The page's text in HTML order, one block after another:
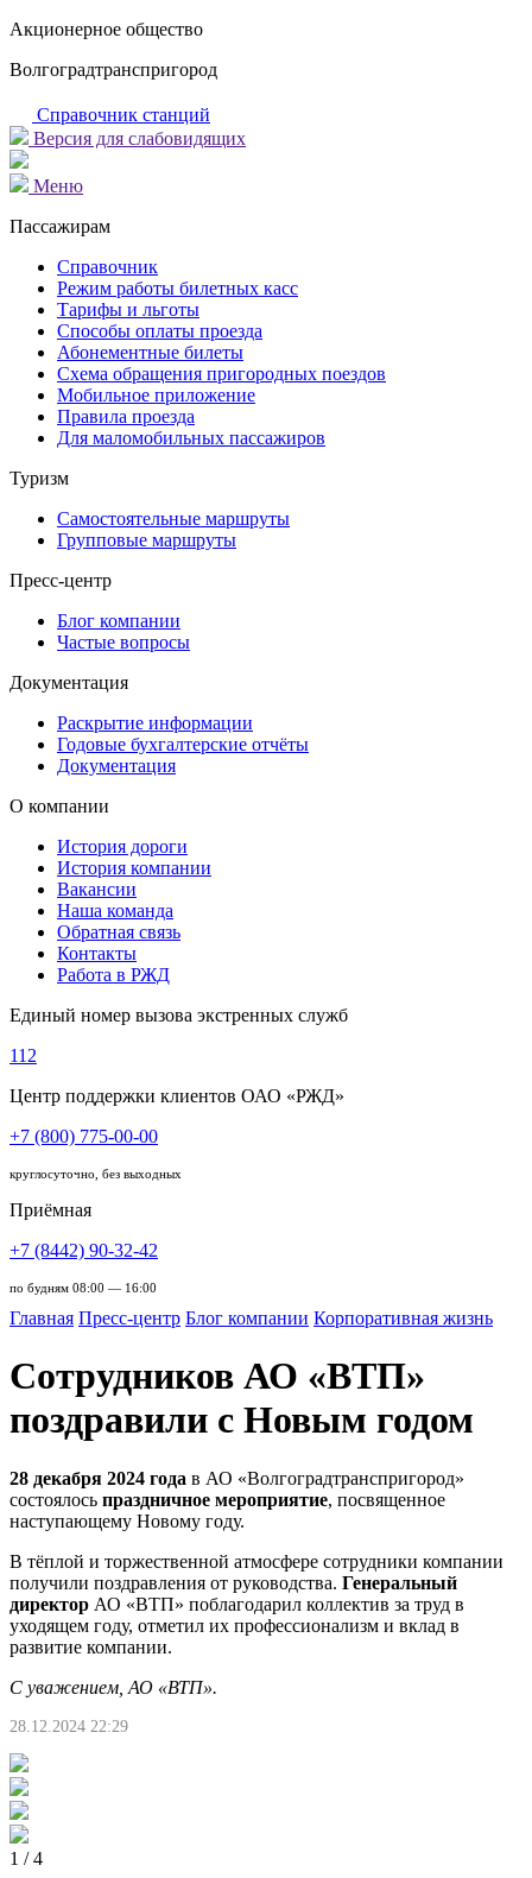
Акционерное общество
Волгоградтранспригород
Справочник станций
Версия для слабовидящих
Меню
Пассажирам
Справочник
Режим работы билетных касс
Тарифы и льготы
Способы оплаты проезда
Абонементные билеты
Схема обращения пригородных поездов
Мобильное приложение
Правила проезда
Для маломобильных пассажиров
Туризм
Самостоятельные маршруты
Групповые маршруты
Пресс-центр
Блог компании
Частые вопросы
Документация
Раскрытие информации
Годовые бухгалтерские отчёты
Документация
О компании
История дороги
История компании
Вакансии
Наша команда
Обратная связь
Контакты
Работа в РЖД
Единый номер вызова экстренных служб
112
Центр поддержки клиентов ОАО «РЖД»
+7 (800) 775-00-00
круглосуточно, без выходных
Приёмная
+7 (8442) 90-32-42
по будням 08:00 — 16:00
Главная Пресс-центр Блог компании Корпоративная жизнь
Сотрудников АО «ВТП»
поздравили с Новым годом
28 декабря 2024 года в АО «Волгоградтранспригород»
состоялось праздничное мероприятие, посвященное
наступающему Новому году.
В тёплой и торжественной атмосфере сотрудники компании
получили поздравления от руководства. Генеральный
директор АО «ВТП» поблагодарил коллектив за труд в
уходящем году, отметил их профессионализм и вклад в
развитие компании.
С уважением, АО «ВТП».
28.12.2024 22:29
1 / 4